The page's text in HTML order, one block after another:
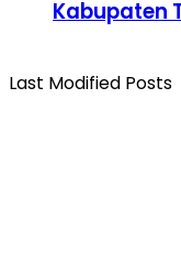
Kabupaten
Last Modified Posts